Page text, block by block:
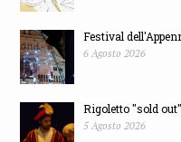
Festival
6 Agosto 2026
Rigoletto "sold
5 Agosto 2026